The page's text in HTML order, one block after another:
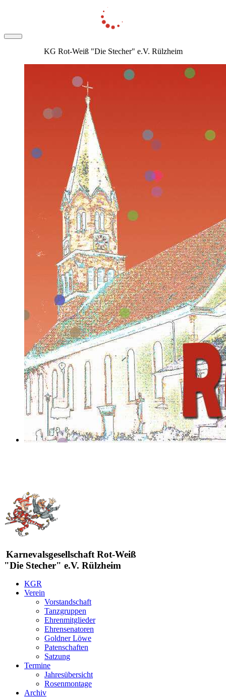
KG Rot-Weiß "Die Stecher" e.V. Rülzheim
Karnevalsgesellschaft Rot-Weiß
"Die Stecher" e.V. Rülzheim
KGR
Verein
Vorstandschaft
Tanzgruppen
Ehrenmitglieder
Ehrensenatoren
Goldner Löwe
Patenschaften
Satzung
Termine
Jahresübersicht
Rosenmontage
Archiv